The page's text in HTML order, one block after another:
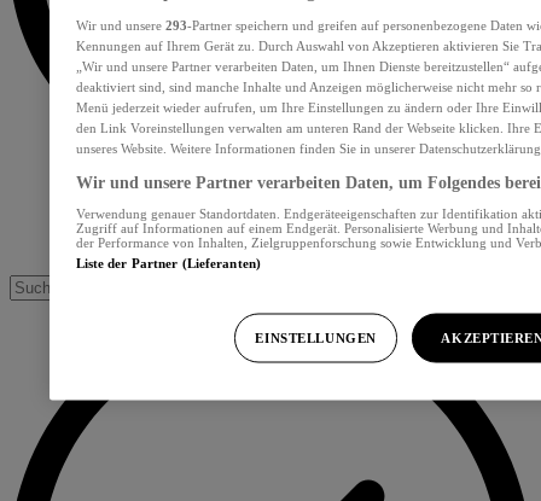
Wir und unsere 293-Partner speichern und greifen auf personenbezogene Daten
Kennungen auf Ihrem Gerät zu. Durch Auswahl von Akzeptieren aktivieren Sie
„Wir und unsere Partner verarbeiten Daten, um Ihnen Dienste bereitzustellen“
deaktiviert sind, sind manche Inhalte und Anzeigen möglicherweise nicht mehr so
Menü jederzeit wieder aufrufen, um Ihre Einstellungen zu ändern oder Ihre
den Link Voreinstellungen verwalten am unteren Rand der Webseite klicken. Ihre
unseres Website. Weitere Informationen finden Sie in unserer
Wir und unsere Partner verarbeiten Daten, um Folgendes
Verwendung genauer Standortdaten. Endgeräteeigenschaften zur Identifikation
Zugriff auf Informationen auf einem Endgerät. Personalisierte Werbung und
der Performance von Inhalten, Zielgruppenforschung sowie Entwicklung und
Liste der Partner (Lieferanten)
EINSTELLUNGEN